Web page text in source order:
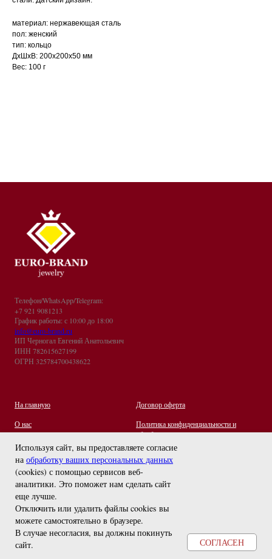
материал: нержавеющая сталь
пол: женский
тип: кольцо
ДxШxВ: 200x200x50 мм
Вес: 100 г
задайте вопрос
Используя сайт, вы предоставляете согласие
на обработку ваших персональных данных
(cookies) с помощью сервисов веб-
аналитики. Это поможет нам сделать сайт
еще лучше.
Отключить или удалить файлы cookies вы
можете самостоятельно в браузере.
В случае несогласия, вы должны покинуть
сайт.
СОГЛАСЕН
Телефон/WhatsApp/Telegram:
+7 921 9081213
График работы: с 10:00 до 18:00
info@euro-brand.ru
ИП Черногал Евгений Анатольевич
ИНН 782615627199
ОГРН 325784700438622
На главную
О нас
Контакты
Отзывы
Договор оферта
Политика конфиденциальности и
обработки персональных данных
Оплата и Доставка